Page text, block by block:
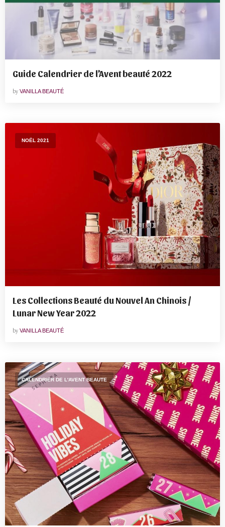
Guide Calendrier de l’Avent beauté 2022
by VANILLA BEAUTÉ
NOËL 2021
Les Collections Beauté du Nouvel An Chinois /
Lunar New Year 2022
by VANILLA BEAUTÉ
CALENDRIER DE L'AVENT BEAUTE